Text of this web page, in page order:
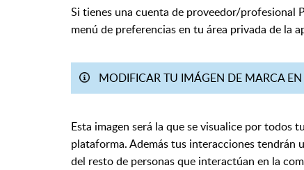
Si tienes una cuenta de proveedor/profesional
menú de preferencias en tu área privada de la
MODIFICAR TU IMÁGEN DE MARCA
Esta imagen será la que se visualice por todos
plataforma. Además tus interacciones tendrán
del resto de personas que interactúan en la